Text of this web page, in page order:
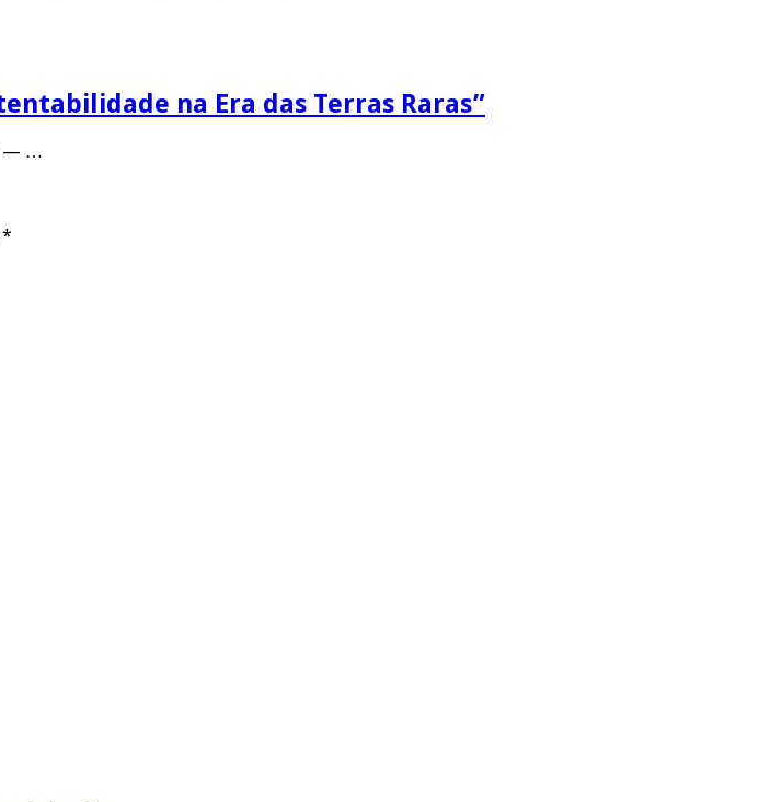
na Era das Terras Raras”
— …
*